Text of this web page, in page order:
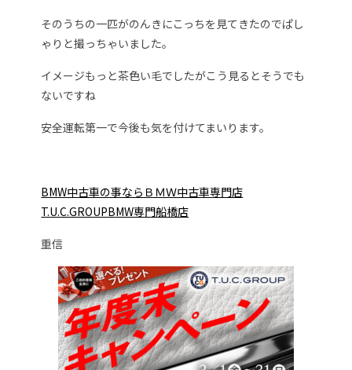
そのうちの一匹がのんきにこっちを見てきたのでぱし
ゃりと撮っちゃいました。
イメージもっと茶色い毛でしたがこう見るとそうでも
ないですね
安全運転第一で今後も気を付けてまいります。
BMW中古車の事ならＢＭＷ中古車専門店
T.U.C.GROUPBMW専門船橋店
重信